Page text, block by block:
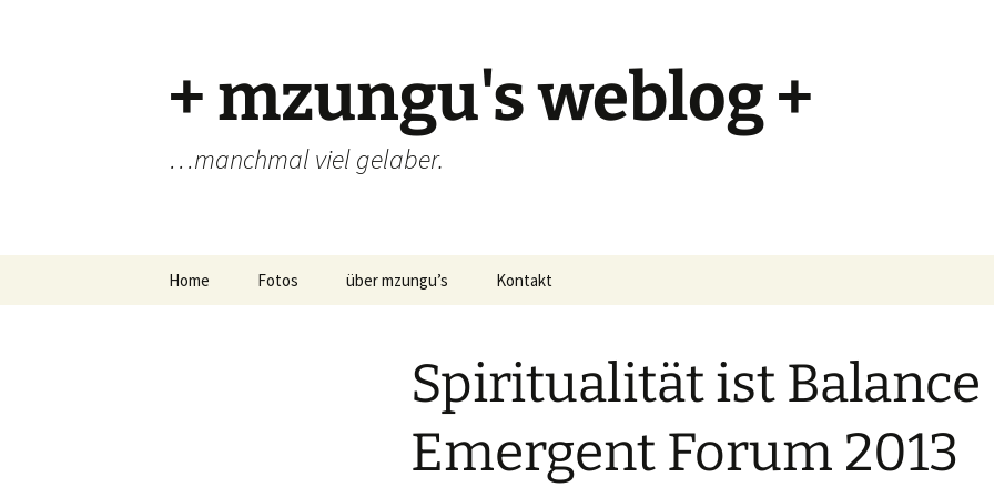
+ mzungu's weblog +
…manchmal viel gelaber.
Home Fotos über mzungu’s Kontakt
Spiritualität ist Balance
Emergent Forum 2013